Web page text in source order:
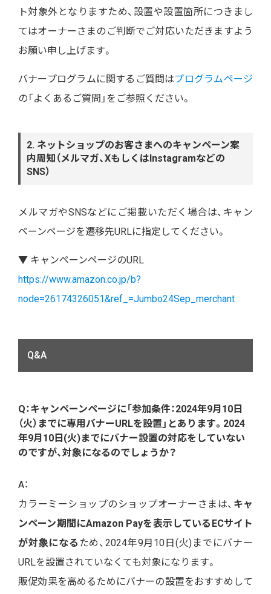
ト対象外となりますため、設置や設置箇所につきまし
てはオーナーさまのご判断でご対応いただきますよう
お願い申し上げます。
バナープログラムに関するご質問はプログラムページ
の「よくあるご質問」をご参照ください。
2. ネットショップのお客さまへのキャンペーン案
内周知（メルマガ、XもしくはInstagramなどの
SNS）
メルマガやSNSなどにご掲載いただく場合は、キャン
ペーンページを遷移先URLに指定してください。
▼ キャンペーンページのURL
https://www.amazon.co.jp/b?
node=26174326051&ref_=Jumbo24Sep_merchant
Q&A
Q：キャンペーンページに「参加条件：2024年9月10日
（火）までに専用バナーURLを設置」とあります。2024
年9月10日(火)までにバナー設置の対応をしていない
のですが、対象になるのでしょうか？
A：
カラーミーショップのショップオーナーさまは、 キャ
ンペーン期間にAmazon Payを表示しているECサイト
が対象になる ため、2024年9月10日(火)までにバナー
URLを設置されていなくても対象になります。
販促効果を高めるためにバナーの設置をおすすめして